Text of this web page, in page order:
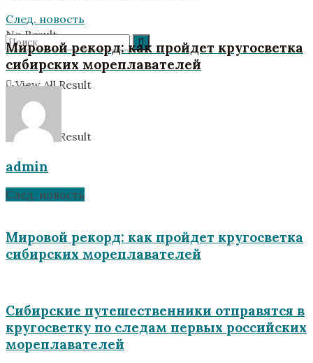
No Result
View All Result
No Result
View All Result
След. новость
Мировой рекорд: как пройдет кругосветка
сибирских мореплавателей
admin
След. новость
Мировой рекорд: как пройдет кругосветка
сибирских мореплавателей
Сибирские путешественники отправятся в
кругосветку по следам первых российских
мореплавателей